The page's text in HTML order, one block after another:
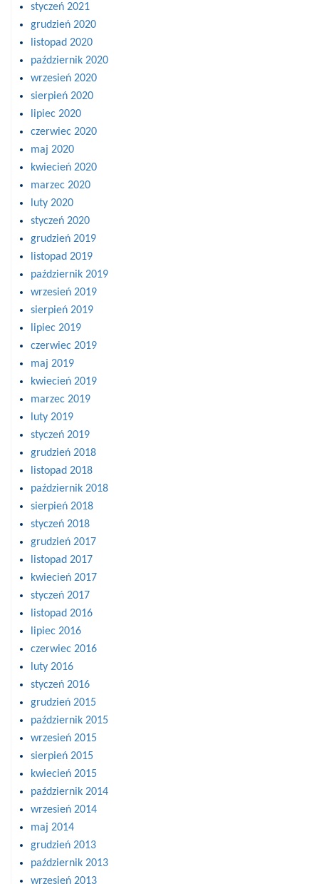
styczeń 2021
grudzień 2020
listopad 2020
październik 2020
wrzesień 2020
sierpień 2020
lipiec 2020
czerwiec 2020
maj 2020
kwiecień 2020
marzec 2020
luty 2020
styczeń 2020
grudzień 2019
listopad 2019
październik 2019
wrzesień 2019
sierpień 2019
lipiec 2019
czerwiec 2019
maj 2019
kwiecień 2019
marzec 2019
luty 2019
styczeń 2019
grudzień 2018
listopad 2018
październik 2018
sierpień 2018
styczeń 2018
grudzień 2017
listopad 2017
kwiecień 2017
styczeń 2017
listopad 2016
lipiec 2016
czerwiec 2016
luty 2016
styczeń 2016
grudzień 2015
październik 2015
wrzesień 2015
sierpień 2015
kwiecień 2015
październik 2014
wrzesień 2014
maj 2014
grudzień 2013
październik 2013
wrzesień 2013